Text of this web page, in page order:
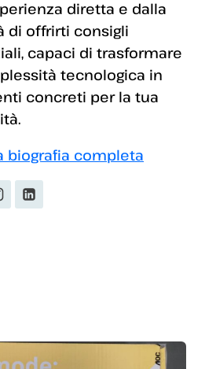
diretta e dalla
di offrirti consigli
capaci di trasformare
tecnologica in
concreti per la tua
biografia completa